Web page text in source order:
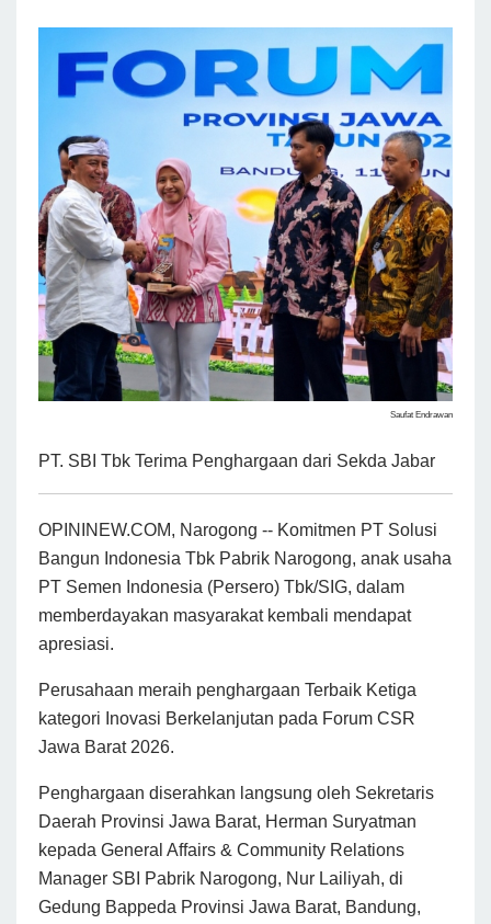
Saufat Endrawan
PT. SBI Tbk Terima Penghargaan dari Sekda Jabar
OPININEW.COM, Narogong -- Komitmen PT Solusi
Bangun Indonesia Tbk Pabrik Narogong, anak usaha
PT Semen Indonesia (Persero) Tbk/SIG, dalam
memberdayakan masyarakat kembali mendapat
apresiasi.
Perusahaan meraih penghargaan Terbaik Ketiga
kategori Inovasi Berkelanjutan pada Forum CSR
Jawa Barat 2026.
Penghargaan diserahkan langsung oleh Sekretaris
Daerah Provinsi Jawa Barat, Herman Suryatman
kepada General Affairs & Community Relations
Manager SBI Pabrik Narogong, Nur Lailiyah, di
Gedung Bappeda Provinsi Jawa Barat, Bandung,